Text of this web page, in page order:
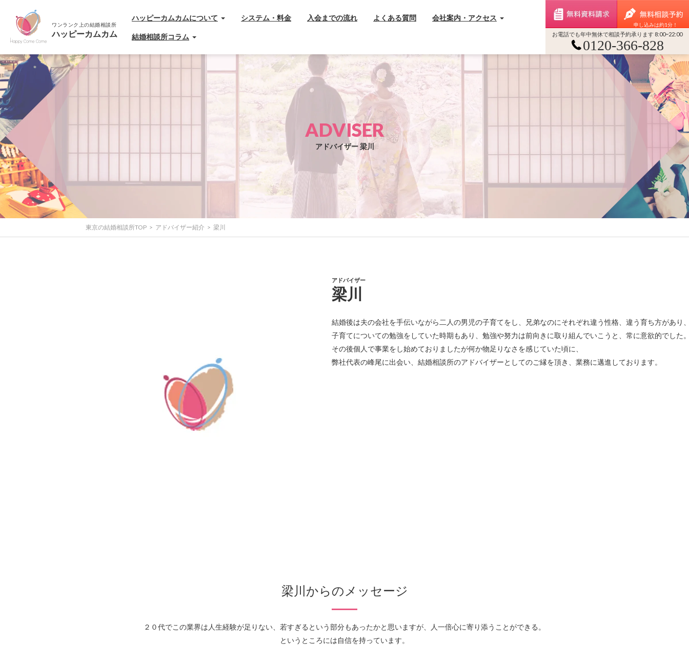
無料資料請求
申し込みは約1分！
お電話でも年中無休で相談予約承ります 8:00~22:00
0120-366-828
ハッピーカムカムについて システム・料金 入会までの流れ よくある質問 会社案内・アクセス
結婚相談所コラム
ADVISER
アドバイザー 梁川
東京の結婚相談所TOP アドバイザー紹介 梁川
アドバイザー
梁川
結婚後は夫の会社を手伝いながら二人の男児の子育てをし、兄弟なのにそれぞれ違う性格、違う育ち方があり
子育てについての勉強をしていた時期もあり、勉強や努力は前向きに取り組んでいこうと、常に意欲的でした
その後個人で事業をし始めておりましたが何か物足りなさを感じていた頃に、
弊社代表の峰尾に出会い、結婚相談所のアドバイザーとしてのご縁を頂き、業務に邁進しております。
梁川からのメッセージ
２０代でこの業界は人生経験が足りない、若すぎるという部分もあったかと思いますが、人一倍心に寄り添うことができる。
というところには自信を持っています。